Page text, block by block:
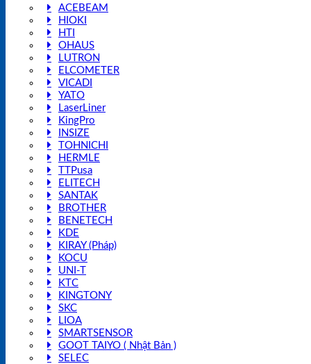
ACEBEAM
HIOKI
HTI
OHAUS
LUTRON
ELCOMETER
VICADI
YATO
LaserLiner
KingPro
INSIZE
TOHNICHI
HERMLE
TTPusa
ELITECH
SANTAK
BROTHER
BENETECH
KDE
KIRAY (Pháp)
KOCU
UNI-T
KTC
KINGTONY
SKC
LIOA
SMARTSENSOR
GOOT TAIYO ( Nhật Bản )
SELEC